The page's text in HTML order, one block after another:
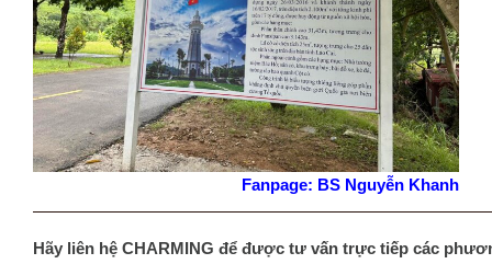
Fanpage: BS Nguyễn Khanh
Hãy liên hệ CHARMING để được tư vấn trực tiếp các